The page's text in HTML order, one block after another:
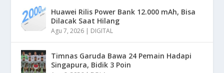
Huawei Rilis Power Bank 12.000 mAh, Bisa
Dilacak Saat Hilang
Agu 7, 2026 | DIGITAL
Timnas Garuda Bawa 24 Pemain Hadapi
Singapura, Bidik 3 Poin